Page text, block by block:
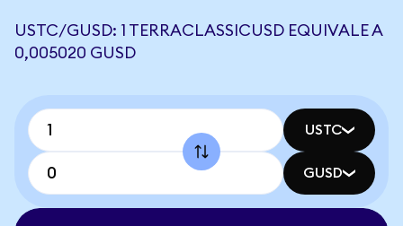
USTC/GUSD: 1 TERRACLASSICUSD EQUIVALE A
0,005020 GUSD
USTC
GUSD